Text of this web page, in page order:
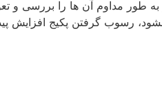
طور مداوم آن ها را بررسی و
رسوب گرفتن پکیج افزایش